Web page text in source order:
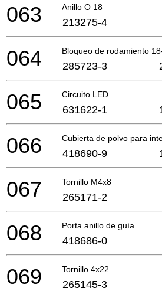
Anillo O 18
063 213275-4
Bloqueo de rodamiento
064 285723-3
Circuito LED
065 631622-1
Cubierta de polvo para
066 418690-9
Tornillo M4x8
067 265171-2
Porta anillo de guía
068 418686-0
Tornillo 4x22
069 265145-3